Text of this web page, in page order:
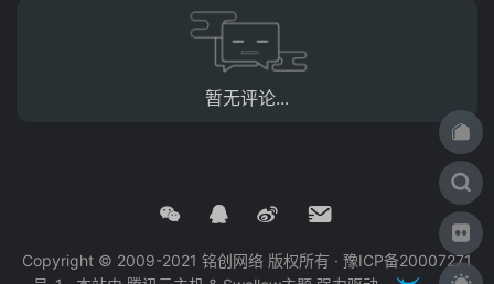
暂无评论...
Copyright © 2009-2021 铭创网络 版权所有 · 豫ICP备20007271